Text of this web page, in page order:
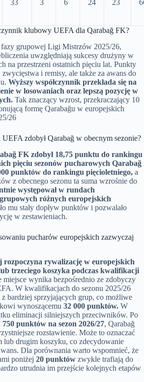
33 3 6 24 23
klubowy UEFA dla Qarabağ FK?
grupowej Ligi Mistrzów 2025/26,
uwzględniają sukcesy drużyny w
na przestrzeni ostatnich pięciu lat. Punkty
i remisy, ale także za awans do
Wyższy współczynnik przekłada się na
w losowaniach oraz lepszą pozycję w
Tak znaczący wzrost, przekraczający 10
formę Qarabağu w europejskich
26
zdobył Qarabağ w obecnym sezonie?
FK zdobył 18,75 punktu do rankingu
pięciu sezonów pucharowych Qarabağ
punktów do rankingu pięcioletniego, a
z obecnego sezonu ta suma wzrośnie do
występował w rundach
różnych europejskich
mu stały dopływ punktów i pozwalało
w zestawieniach.
pucharów europejskich zazwyczaj
rozpoczyna rywalizację w europejskich
trzeciego koszyka podczas kwalifikacji
miejsce wynika bezpośrednio ze zdobyczy
W kwalifikacjach do sezonu 2025/26
z bardziej sprzyjających grup, co możliwe
wynoszącemu 32 000 punktów. W
eliminacji silniejszych przeciwników. Po
750 punktów na sezon 2026/27, Qarabağ
rozstawienie. Może to oznaczać
lub drugim koszyku, co zdecydowanie
Dla porównania warto wspomnieć, że
poniżej 20 punktów zwykle trafiają do
utrudnia im przejście kolejnych etapów